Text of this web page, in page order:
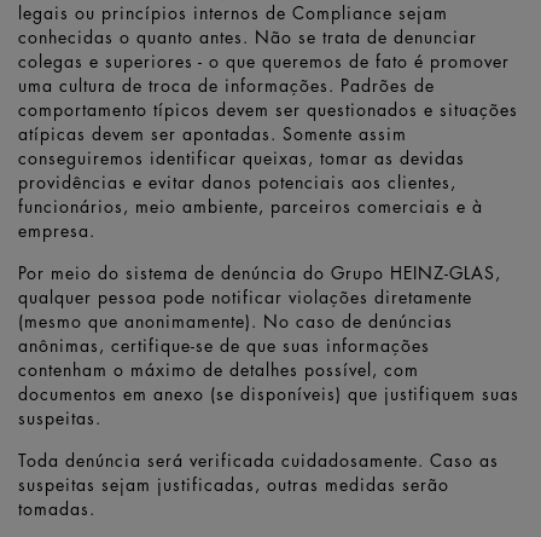
legais ou princípios internos de Compliance sejam
conhecidas o quanto antes. Não se trata de denunciar
colegas e superiores - o que queremos de fato é promover
uma cultura de troca de informações. Padrões de
comportamento típicos devem ser questionados e situações
atípicas devem ser apontadas. Somente assim
conseguiremos identificar queixas, tomar as devidas
providências e evitar danos potenciais aos clientes,
funcionários, meio ambiente, parceiros comerciais e à
empresa.
Por meio do sistema de denúncia do Grupo HEINZ-GLAS,
qualquer pessoa pode notificar violações diretamente
(mesmo que anonimamente). No caso de denúncias
anônimas, certifique-se de que suas informações
contenham o máximo de detalhes possível, com
documentos em anexo (se disponíveis) que justifiquem suas
suspeitas.
Toda denúncia será verificada cuidadosamente. Caso as
suspeitas sejam justificadas, outras medidas serão
tomadas.